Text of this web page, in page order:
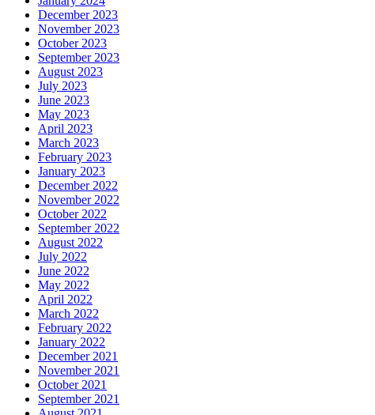
December 2023
November 2023
October 2023
September 2023
August 2023
July 2023
June 2023
May 2023
April 2023
March 2023
February 2023
January 2023
December 2022
November 2022
October 2022
September 2022
August 2022
July 2022
June 2022
May 2022
April 2022
March 2022
February 2022
January 2022
December 2021
November 2021
October 2021
September 2021